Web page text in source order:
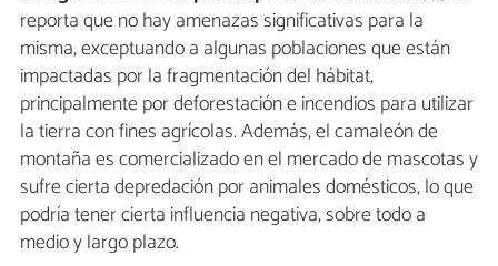
reporta que no hay amenazas significativas para la
misma, exceptuando a algunas poblaciones que están
impactadas por la fragmentación del hábitat,
principalmente por deforestación e incendios para utilizar
la tierra con fines agrícolas. Además, el camaleón de
montaña es comercializado en el mercado de mascotas y
sufre cierta depredación por animales domésticos, lo que
podría tener cierta influencia negativa, sobre todo a
medio y largo plazo.